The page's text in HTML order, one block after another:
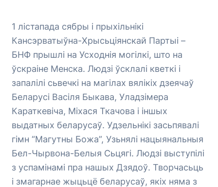
1 лістапада сябры і прыхільнікі
Кансэрватыўна-Хрысьціянскай Партыі –
БНФ прышлі на Усходнія могілкі, што на
ўскраіне Менска. Людзі ўсклалі кветкі і
запалілі сьвечкі на магілах вялікіх дзеячаў
Беларусі Васіля Быкава, Уладзімера
Караткевіча, Міхася Ткачова і іншых
выдатных беларусаў. Удзельнікі засьпявалі
гімн “Магутны Божа”, Узьнялі нацыянальныя
Бел-Чырвона-Белыя Сьцягі. Людзі выступілі
з успамінамі пра нашых Дзядоў. Творчасьць
і змагарнае жыцьцё беларусаў, якіх няма з